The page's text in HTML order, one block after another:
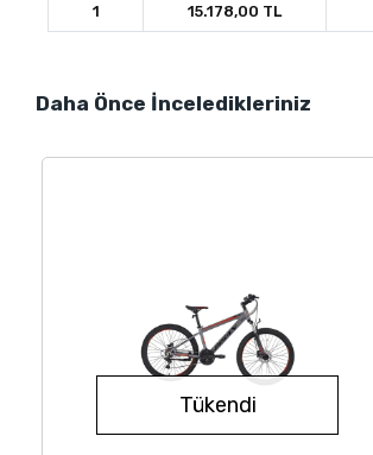
1 15.178,00 TL
Daha Önce İnceledikleriniz
Tükendi